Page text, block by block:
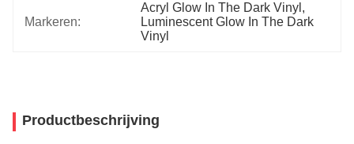
Markeren:
Acryl Glow In The Dark Vinyl ,
Luminescent Glow In The Dark
Vinyl
Productbeschrijving